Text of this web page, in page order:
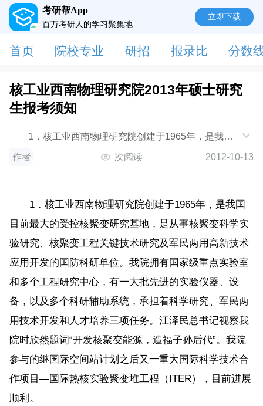
考研帮App
百万考研人的学习聚集地
立即下载
首页 院校专业 研招 报录比 分数
核工业西南物理研究院2013年硕士研究
生报考须知
1．核工业西南物理研究院创建于1965年，是我国
目前最大的受控核聚变研究基地，是从事核聚变科学实
验研究、核
作者 次阅读 2012-10-13
1．核工业西南物理研究院创建于1965年，是我国
目前最大的受控核聚变研究基地，是从事核聚变科学实
验研究、核聚变工程关键技术研究及军民两用高新技术
应用开发的国防科研单位。我院拥有国家级重点实验室
和多个工程研究中心，有一大批先进的实验仪器、设
备，以及多个科研辅助系统，承担着科学研究、军民两
用技术开发和人才培养三项任务。江泽民总书记视察我
院时欣然题词“开发核聚变能源，造福子孙后代”。我院
参与的继国际空间站计划之后又一重大国际科学技术合
作项目—国际热核实验聚变堆工程（ITER），目前进展
顺利。